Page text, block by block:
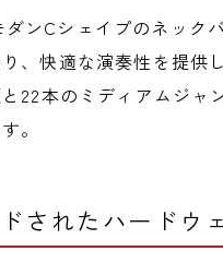
ンCシェイプのネック
、快適な演奏性を提供
22本のミディアムジャ
。
されたハードウ